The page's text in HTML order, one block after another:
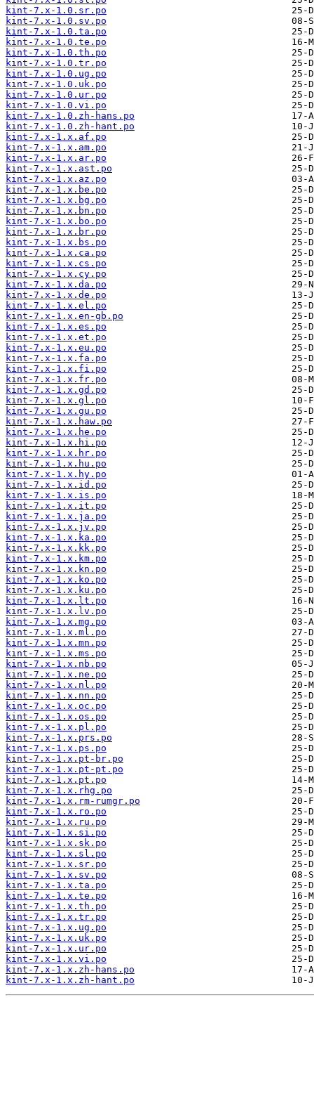
kint-7.x-1.0.sr.po
kint-7.x-1.0.sv.po
kint-7.x-1.0.ta.po
kint-7.x-1.0.te.po
kint-7.x-1.0.th.po
kint-7.x-1.0.tr.po
kint-7.x-1.0.ug.po
kint-7.x-1.0.uk.po
kint-7.x-1.0.ur.po
kint-7.x-1.0.vi.po
kint-7.x-1.0.zh-hans.po
kint-7.x-1.0.zh-hant.po
kint-7.x-1.x.af.po
kint-7.x-1.x.am.po
kint-7.x-1.x.ar.po
kint-7.x-1.x.ast.po
kint-7.x-1.x.az.po
kint-7.x-1.x.be.po
kint-7.x-1.x.bg.po
kint-7.x-1.x.bn.po
kint-7.x-1.x.bo.po
kint-7.x-1.x.br.po
kint-7.x-1.x.bs.po
kint-7.x-1.x.ca.po
kint-7.x-1.x.cs.po
kint-7.x-1.x.cy.po
kint-7.x-1.x.da.po
kint-7.x-1.x.de.po
kint-7.x-1.x.el.po
kint-7.x-1.x.en-gb.po
kint-7.x-1.x.es.po
kint-7.x-1.x.et.po
kint-7.x-1.x.eu.po
kint-7.x-1.x.fa.po
kint-7.x-1.x.fi.po
kint-7.x-1.x.fr.po
kint-7.x-1.x.gd.po
kint-7.x-1.x.gl.po
kint-7.x-1.x.gu.po
kint-7.x-1.x.haw.po
kint-7.x-1.x.he.po
kint-7.x-1.x.hi.po
kint-7.x-1.x.hr.po
kint-7.x-1.x.hu.po
kint-7.x-1.x.hy.po
kint-7.x-1.x.id.po
kint-7.x-1.x.is.po
kint-7.x-1.x.it.po
kint-7.x-1.x.ja.po
kint-7.x-1.x.jv.po
kint-7.x-1.x.ka.po
kint-7.x-1.x.kk.po
kint-7.x-1.x.km.po
kint-7.x-1.x.kn.po
kint-7.x-1.x.ko.po
kint-7.x-1.x.ku.po
kint-7.x-1.x.lt.po
kint-7.x-1.x.lv.po
kint-7.x-1.x.mg.po
kint-7.x-1.x.ml.po
kint-7.x-1.x.mn.po
kint-7.x-1.x.ms.po
kint-7.x-1.x.nb.po
kint-7.x-1.x.ne.po
kint-7.x-1.x.nl.po
kint-7.x-1.x.nn.po
kint-7.x-1.x.oc.po
kint-7.x-1.x.os.po
kint-7.x-1.x.pl.po
kint-7.x-1.x.prs.po
kint-7.x-1.x.ps.po
kint-7.x-1.x.pt-br.po
kint-7.x-1.x.pt-pt.po
kint-7.x-1.x.pt.po
kint-7.x-1.x.rhg.po
kint-7.x-1.x.rm-rumgr.po
kint-7.x-1.x.ro.po
kint-7.x-1.x.ru.po
kint-7.x-1.x.si.po
kint-7.x-1.x.sk.po
kint-7.x-1.x.sl.po
kint-7.x-1.x.sr.po
kint-7.x-1.x.sv.po
kint-7.x-1.x.ta.po
kint-7.x-1.x.te.po
kint-7.x-1.x.th.po
kint-7.x-1.x.tr.po
kint-7.x-1.x.ug.po
kint-7.x-1.x.uk.po
kint-7.x-1.x.ur.po
kint-7.x-1.x.vi.po
kint-7.x-1.x.zh-hans.po
kint-7.x-1.x.zh-hant.po